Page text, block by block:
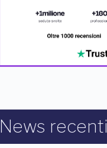
News recenti